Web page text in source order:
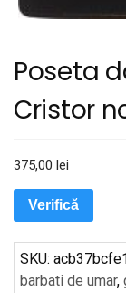
Poseta
Cristor
375,00 lei
Verifică
SKU:
barbati de umar,